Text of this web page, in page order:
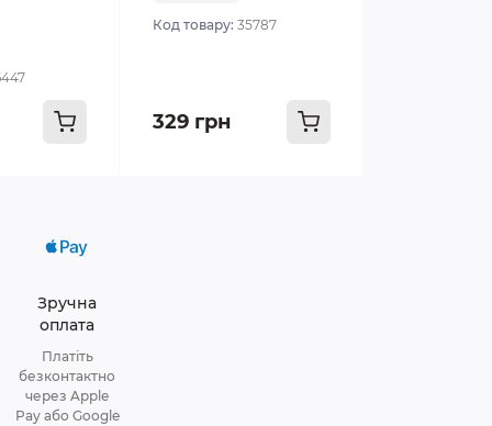
Код товару: 35787
329 грн
Зручна
оплата
Платіть
безконтактно
через Apple
Pay або Google